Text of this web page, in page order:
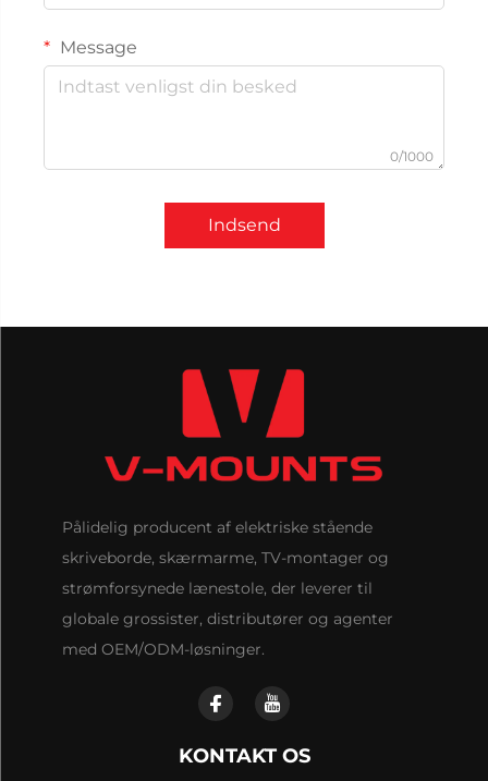
Message
0/1000
Indsend
Pålidelig producent af elektriske stående
skriveborde, skærmarme, TV-montager og
strømforsynede lænestole, der leverer til
globale grossister, distributører og agenter
med OEM/ODM-løsninger.
KONTAKT OS